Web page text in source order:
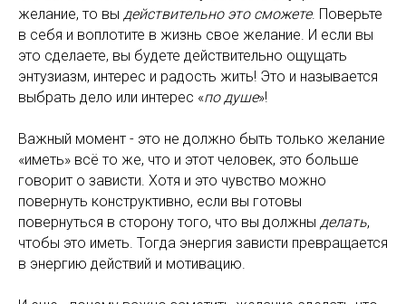
желание, то вы действительно это сможете. Поверьте
в себя и воплотите в жизнь свое желание. И если вы
это сделаете, вы будете действительно ощущать
энтузиазм, интерес и радость жить! Это и называется
выбрать дело или интерес «по душе»!
Важный момент - это не должно быть только желание
«иметь» всё то же, что и этот человек, это больше
говорит о зависти. Хотя и это чувство можно
повернуть конструктивно, если вы готовы
повернуться в сторону того, что вы должны делать,
чтобы это иметь. Тогда энергия зависти превращается
в энергию действий и мотивацию.